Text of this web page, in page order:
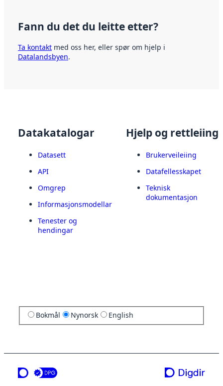
Fann du det du leitte etter?
Ta kontakt med oss her, eller spør om hjelp i
Datalandsbyen.
Datakatalogar
Datasett
API
Omgrep
Informasjonsmodellar
Tenester og
hendingar
Hjelp og rettleiing
Brukerveileiing
Datafellesskapet
Teknisk
dokumentasjon
Bokmål Nynorsk English